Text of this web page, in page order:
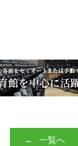
一覧へ